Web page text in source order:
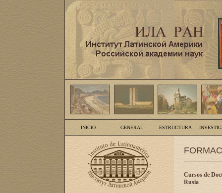
INICIO GENERAL ESTRUCTURA
Cursos de
Rusia